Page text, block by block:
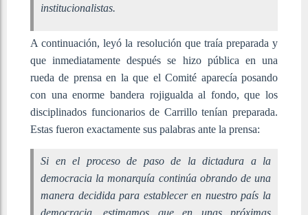
institucionalistas.
A continuación, leyó la resolución que traía preparada y
que inmediatamente después se hizo pública en una
rueda de prensa en la que el Comité aparecía posando
con una enorme bandera rojigualda al fondo, que los
disciplinados funcionarios de Carrillo tenían preparada.
Estas fueron exactamente sus palabras ante la prensa:
Si en el proceso de paso de la dictadura a la
democracia la monarquía continúa obrando de una
manera decidida para establecer en nuestro país la
democracia, estimamos que en unas próximas